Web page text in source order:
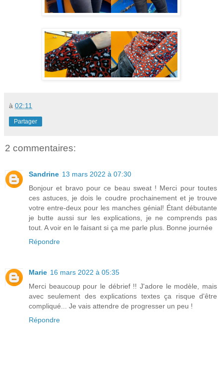
à 02:11
Partager
2 commentaires:
Sandrine 13 mars 2022 à 07:30
Bonjour et bravo pour ce beau sweat ! Merci pour toutes
ces astuces, je dois le coudre prochainement et je trouve
votre entre-deux pour les manches génial! Étant débutante
je butte aussi sur les explications, je ne comprends pas
tout. A voir en le faisant si ça me parle plus. Bonne journée
Répondre
Marie 16 mars 2022 à 05:35
Merci beaucoup pour le débrief !! J'adore le modèle, mais
avec seulement des explications textes ça risque d'être
compliqué... Je vais attendre de progresser un peu !
Répondre